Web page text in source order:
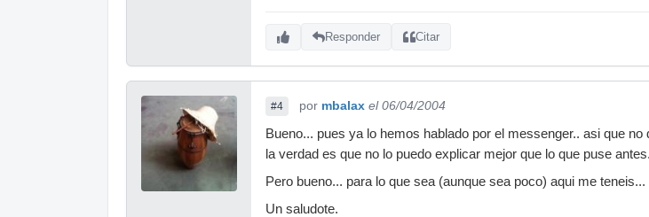
Responder Citar
#4 por mbalax el 06/04/2004
Bueno... pues ya lo hemos hablado por el messenger.. asi que
la verdad es que no lo puedo explicar mejor que lo que puse
Pero bueno... para lo que sea (aunque sea poco) aqui me teneis...
Un saludote.